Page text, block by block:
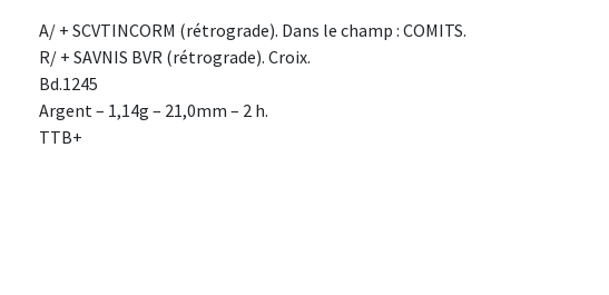
A/ + SCVTINCORM (rétrograde). Dans le champ : COMITS.
R/ + SAVNIS BVR (rétrograde). Croix.
Bd.1245
Argent – 1,14g – 21,0mm – 2 h.
TTB+